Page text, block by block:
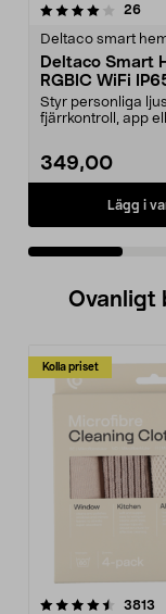
26
Deltaco smart
Deltaco Smart
RGBIC WiFi
Styr personliga
fjärrkontroll, app
349,00
Lägg i
4.5 av 5
Ovanligt
Kolla priset
3813
4.0av 5